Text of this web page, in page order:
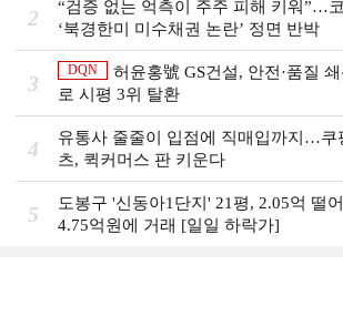
2
“검증 없는 억측이 주주 피해 키워”…
‘북경한미 미수채권 논란’ 정면 반박
3
DQN
허윤홍號 GS건설, 안전·품질
로 시평 3위 탈환
4
유통사 줄줄이 입점에 직매입까지…쿠
츠, 퀵커머스 판 키운다
5
도봉구 '신동아1단지' 21평, 2.05억 떨어
4.75억원에 거래 [일일 하락가]